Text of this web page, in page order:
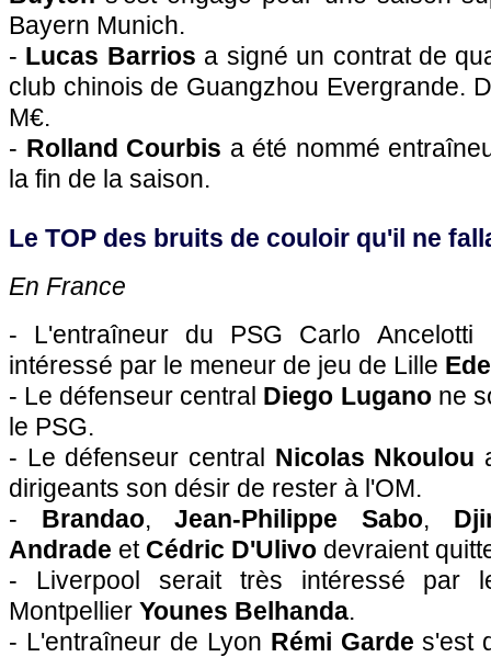
Bayern Munich.
- Lucas Barrios a signé un contrat de
club chinois de Guangzhou Evergrande.
M€.
- Rolland Courbis a été nommé
la fin de la saison.
Le TOP des bruits de couloir qu'il ne
En France
- L'entraîneur du PSG Carlo
intéressé par le meneur de jeu de Lille
- Le défenseur central Diego Luganone
le PSG.
- Le défenseur central Nicolas Nkoulou
dirigeants son désir de rester à l'OM.
- Brandao,Jean-Philippe Sabo,
Andrade et Cédric D'Ulivo devraient
- Liverpool serait très intéressé par
Montpellier Younes Belhanda.
- L'entraîneur de Lyon Rémi Garde s'est